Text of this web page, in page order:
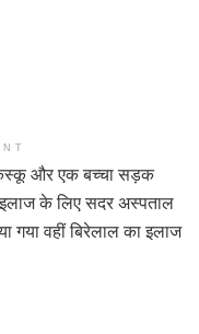
किस्कू और एक बच्चा सड़क
इलाज के लिए सदर अस्पताल
गया वहीं बिरेलाल का इलाज